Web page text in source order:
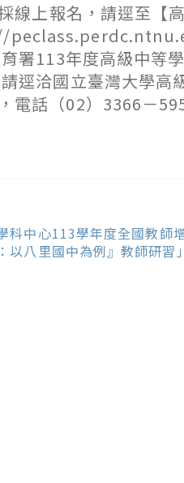
上報名，請逕至【高
署113年度高級中等
逕洽國立臺灣大學
電話（02）3366－
科中心113學年度全國教師
以八里國中為例』教師研習